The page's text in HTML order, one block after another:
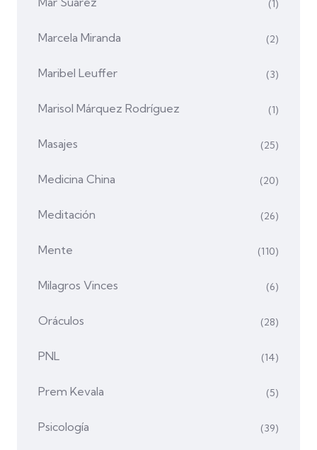
(1)
Marcela Miranda (2)
Maribel Leuffer (3)
Marisol Márquez Rodríguez (1)
Masajes (25)
Medicina China (20)
Meditación (26)
Mente (110)
Milagros Vinces (6)
Oráculos (28)
PNL (14)
Prem Kevala (5)
Psicología (39)